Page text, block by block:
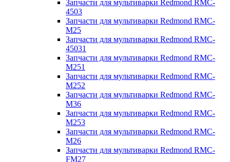
Запчасти для мультиварки Redmond RMC-
4503
Запчасти для мультиварки Redmond RMC-
M25
Запчасти для мультиварки Redmond RMC-
45031
Запчасти для мультиварки Redmond RMC-
M251
Запчасти для мультиварки Redmond RMC-
M252
Запчасти для мультиварки Redmond RMC-
M36
Запчасти для мультиварки Redmond RMC-
M253
Запчасти для мультиварки Redmond RMC-
M26
Запчасти для мультиварки Redmond RMC-
FM27